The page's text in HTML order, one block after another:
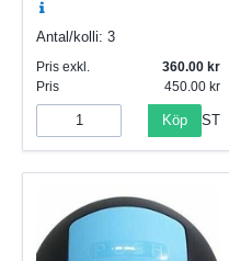
Antal/kolli: 3
Pris exkl.
360.00
Pris
450.00
Köp ST